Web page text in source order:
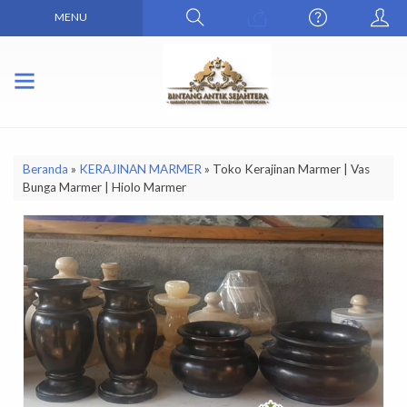
MENU
Beranda » KERAJINAN MARMER » Toko Kerajinan Marmer | Vas
Bunga Marmer | Hiolo Marmer